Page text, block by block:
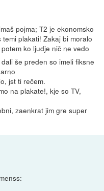
pojma; T2 je ekonomsko
plakati! Zakaj bi moralo
ko ljudje nič ne vedo
še preden so imeli fiksne
jst ti rečem.
na plakate!, kje so TV,
zaenkrat jim gre super